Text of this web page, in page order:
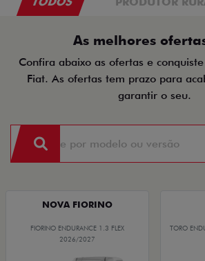
As melhores
Confira abaixo as ofertas e
Fiat. As ofertas tem prazo para
garantir o seu.
NOVA FIORINO
FIORINO ENDURANCE 1.3 FLEX
2026/2027
TORO